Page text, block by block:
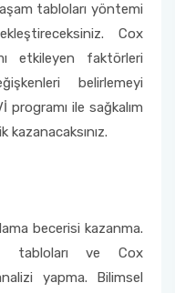
tabloları yöntemi
Cox
etkileyen faktörleri
belirlemeyi
programı ile sağkalım
kazanacaksınız.
becerisi kazanma.
tabloları ve Cox
yapma. Bilimsel